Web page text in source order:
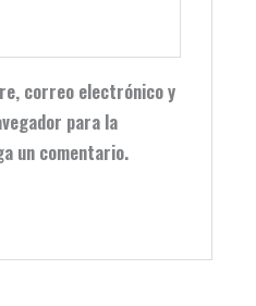
correo electrónico y
para la
un comentario.